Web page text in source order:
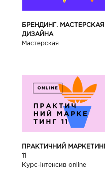
БРЕНДИНГ. МАСТЕРСКАЯ
ДИЗАЙНА
Мастерская
ПРАКТИЧНИЙ МАРКЕТИНГ
11
Курс-інтенсив online